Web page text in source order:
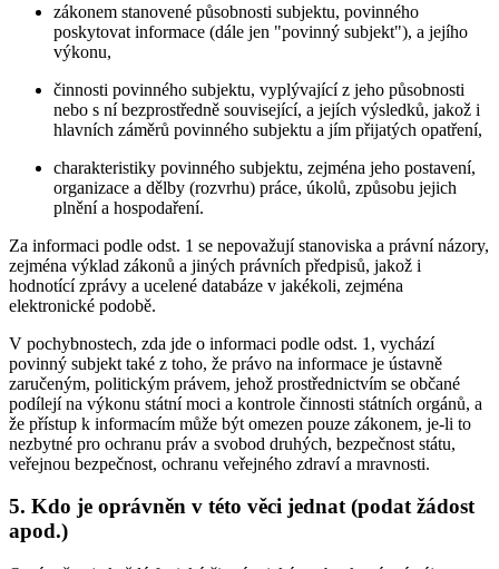
zákonem stanovené působnosti subjektu, povinného
poskytovat informace (dále jen "povinný subjekt"), a jejího
výkonu,
činnosti povinného subjektu, vyplývající z jeho působnosti
nebo s ní bezprostředně související, a jejích výsledků, jakož i
hlavních záměrů povinného subjektu a jím přijatých opatření,
charakteristiky povinného subjektu, zejména jeho postavení,
organizace a dělby (rozvrhu) práce, úkolů, způsobu jejich
plnění a hospodaření.
Za informaci podle odst. 1 se nepovažují stanoviska a právní názory,
zejména výklad zákonů a jiných právních předpisů, jakož i
hodnotící zprávy a ucelené databáze v jakékoli, zejména
elektronické podobě.
V pochybnostech, zda jde o informaci podle odst. 1, vychází
povinný subjekt také z toho, že právo na informace je ústavně
zaručeným, politickým právem, jehož prostřednictvím se občané
podílejí na výkonu státní moci a kontrole činnosti státních orgánů, a
že přístup k informacím může být omezen pouze zákonem, je-li to
nezbytné pro ochranu práv a svobod druhých, bezpečnost státu,
veřejnou bezpečnost, ochranu veřejného zdraví a mravnosti.
5. Kdo je oprávněn v této věci jednat (podat žádost
apod.)